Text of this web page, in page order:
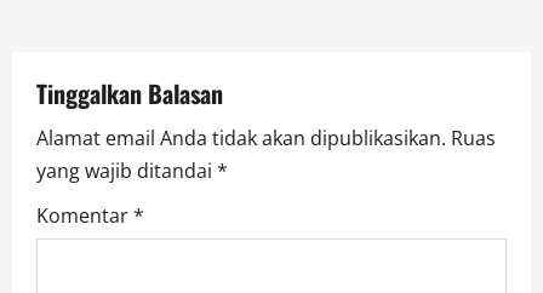
o
n
Tinggalkan Balasan
Alamat email Anda tidak akan dipublikasikan. Ruas
yang wajib ditandai *
Komentar*